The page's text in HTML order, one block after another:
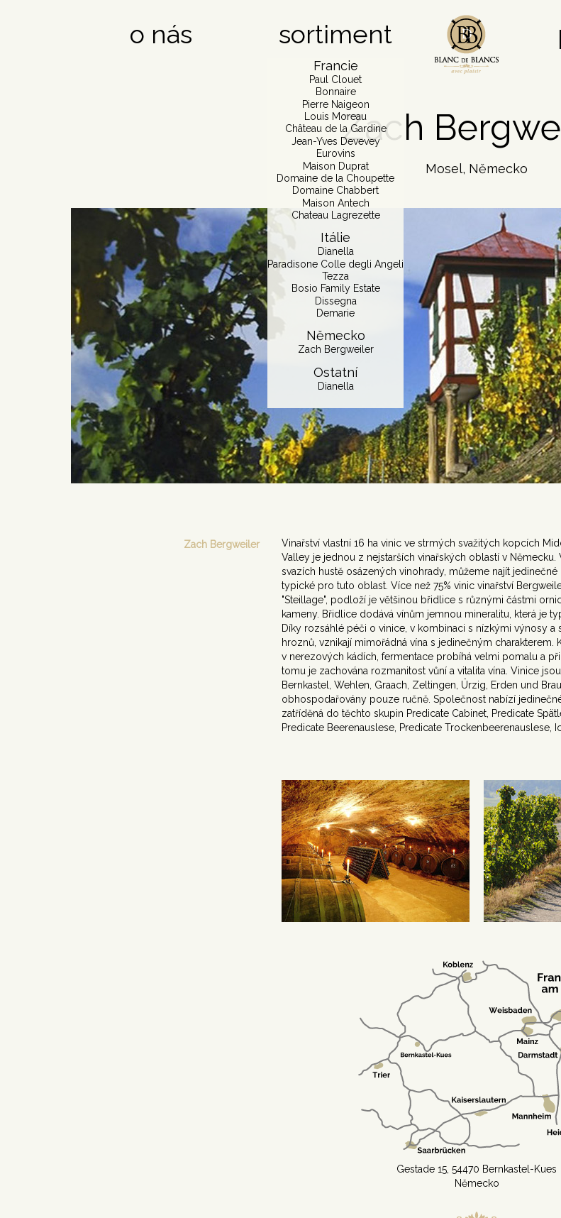
o nás sortiment
Francie
Paul Clouet
Bonnaire
Pierre Naigeon
Louis Moreau
Château de la Gardine
Jean-Yves Devevey
Eurovins
Maison Duprat
Domaine de la Choupette
Domaine Chabbert
Maison Antech
Chateau Lagrezette
Itálie
Dianella
Paradisone Colle degli Angeli
Tezza
Bosio Family Estate
Dissegna
Demarie
Německo
Zach Bergweiler
Ostatní
Dianella
Zach
Mosel, Německo
Zach Bergweiler
Vinařství vlastní 16 ha vinic ve strmých svažitých kopcích
Valley je jednou z nejstarších vinařských oblastí v
svazích hustě osázených vinohrady, můžeme najít
typické pro tuto oblast. Více než 75% vinic vinařství
"Steillage", podloží je většinou břidlice s různými částmi
kameny. Břidlice dodává vínům jemnou mineralitu, která je
Díky rozsáhlé péči o vinice, v kombinaci s nízkými výnosy a
hroznů, vznikají mimořádná vína s jedinečným charakterem.
v nerezových kádích, fermentace probíhá velmi pomalu a
tomu je zachována rozmanitost vůní a vitalita vína. Vinice
Bernkastel, Wehlen, Graach, Zeltingen, Ürzig, Erden und
obhospodařovány pouze ručně. Společnost nabízí
zatříděná do těchto skupin Predicate Cabinet, Predicate
Predicate Beerenauslese, Predicate Trockenbeerenauslese,
Gestade 15, 54470 Bernkastel-Kues
Německo